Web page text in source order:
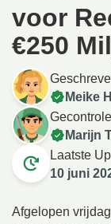
voor
€250
Meike
Marijn
Laatste
10 juni
Afgelopen